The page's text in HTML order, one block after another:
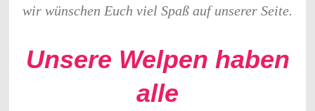
wir wünschen Euch viel Spaß auf unserer Seite.
Unsere Welpen haben
alle